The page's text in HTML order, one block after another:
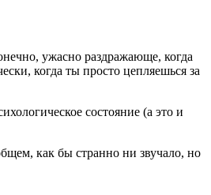
ужасно раздражающе, когда
когда ты просто цепляешься за
состояние (а это и
как бы странно ни звучало, но